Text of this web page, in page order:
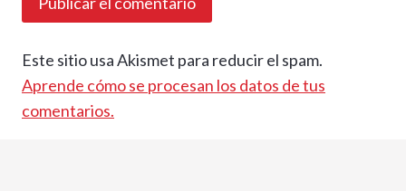
Este sitio usa Akismet para reducir el spam.
Aprende cómo se procesan los datos de tus
comentarios.